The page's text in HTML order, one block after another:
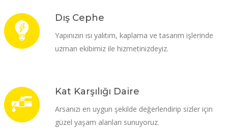
Dış Cephe
Yapınızın ısı yalıtım, kaplama ve tasarım işlerinde
uzman ekibimiz ile hizmetinizdeyiz.
Kat Karşılığı Daire
Arsanızı en uygun şekilde değerlendirip sizler için
güzel yaşam alanları sunuyoruz.